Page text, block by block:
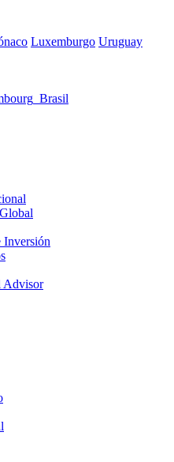
Luxemburgo Uruguay
Brasil
Inversión
Advisor